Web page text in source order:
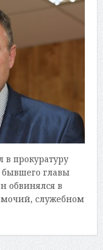
прокуратуру
главы
обвинялся в
служебном